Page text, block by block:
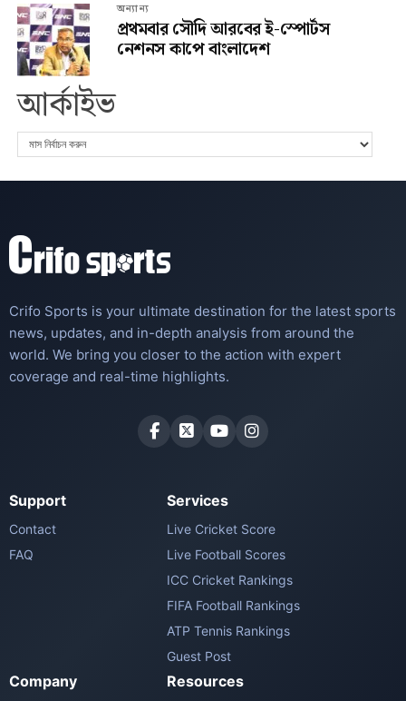
অন্যান্য
প্রথমবার সৌদি আরবের ই-স্পোর্টস
নেশনস কাপে বাংলাদেশ
আর্কাইভ
Crifo Sports is your ultimate destination for the latest sports
news, updates, and in-depth analysis from around the
world. We bring you closer to the action with expert
coverage and real-time highlights.
Support
Contact
FAQ
Services
Live Cricket Score
Live Football Scores
ICC Cricket Rankings
FIFA Football Rankings
ATP Tennis Rankings
Guest Post
Company Resources